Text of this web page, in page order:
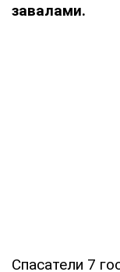
завалами.
Спасатели 7